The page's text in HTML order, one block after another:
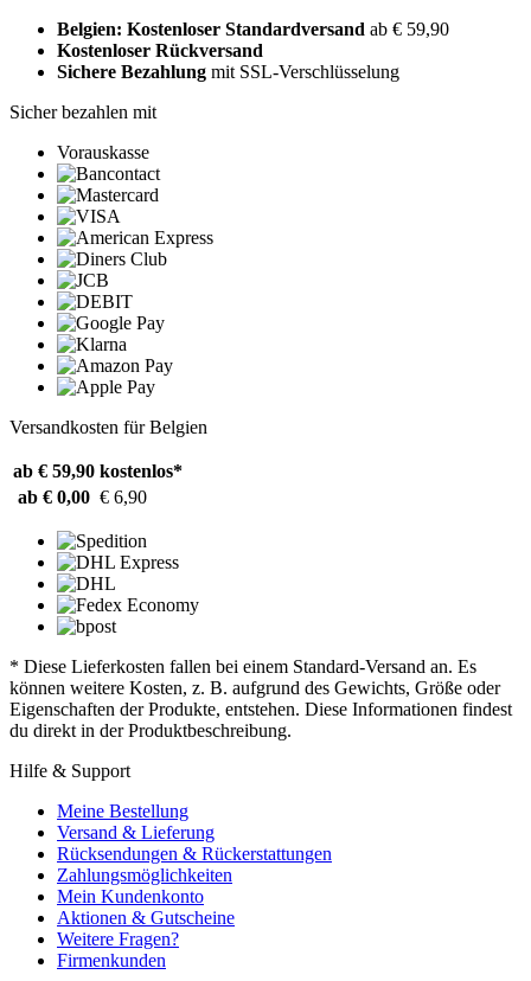
Belgien: Kostenloser Standardversand ab € 59,90
Kostenloser Rückversand
Sichere Bezahlung mit SSL-Verschlüsselung
Sicher bezahlen mit
Vorauskasse
Versandkosten für Belgien
ab € 59,90 kostenlos*
ab € 0,00 € 6,90
* Diese Lieferkosten fallen bei einem Standard-Versand an. Es
können weitere Kosten, z. B. aufgrund des Gewichts, Größe oder
Eigenschaften der Produkte, entstehen. Diese Informationen findest
du direkt in der Produktbeschreibung.
Hilfe & Support
Meine Bestellung
Versand & Lieferung
Rücksendungen & Rückerstattungen
Zahlungsmöglichkeiten
Mein Kundenkonto
Aktionen & Gutscheine
Weitere Fragen?
Firmenkunden